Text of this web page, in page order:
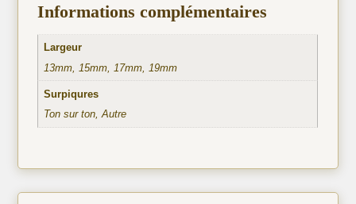
Informations complémentaires
Largeur
13mm, 15mm, 17mm, 19mm
Surpiqures
Ton sur ton, Autre